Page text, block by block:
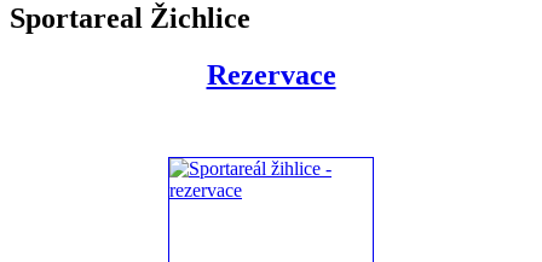
Sportareal Žichlice
Rezervace